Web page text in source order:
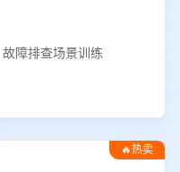
障排查场景训练
🔥热卖